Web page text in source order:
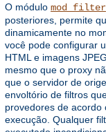
O módulo mod_filter
posteriores, permite
dinamicamente no
você pode configurar
HTML e imagens
mesmo que o proxy
que o servidor de
envoltório de filtros
provedores de
execução. Qualquer